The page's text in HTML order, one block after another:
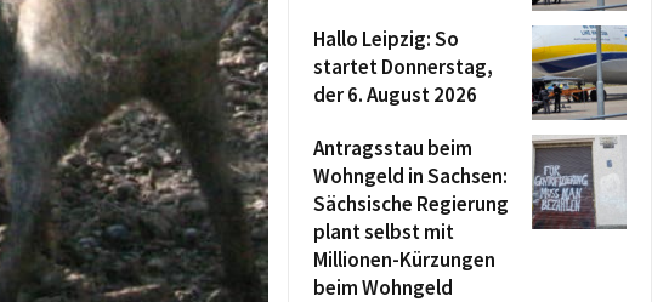
Hallo Leipzig: So
startet Donnerstag,
der 6. August 2026
Antragsstau beim
Wohngeld in Sachsen:
Sächsische Regierung
plant selbst mit
Millionen-Kürzungen
beim Wohngeld